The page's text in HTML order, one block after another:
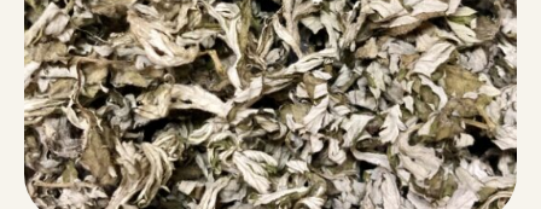
09:30～17:00
不定休
〒500-8235
岐阜市東中島 (自宅サロンのため番地はご予約時にお伝えいたしま
す。)